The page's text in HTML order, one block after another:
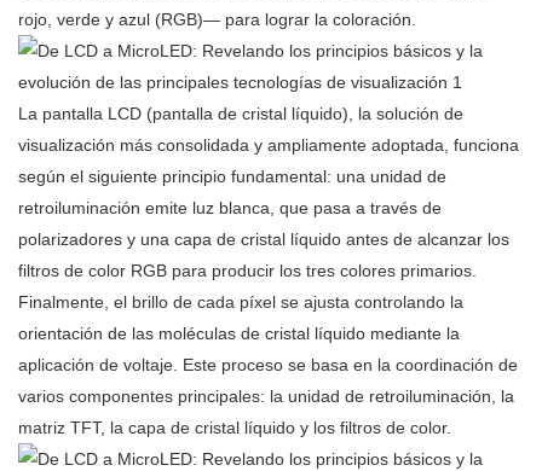
rojo, verde y azul (RGB)— para lograr la coloración.
La pantalla LCD (pantalla de cristal líquido), la solución de
visualización más consolidada y ampliamente adoptada, funciona
según el siguiente principio fundamental: una unidad de
retroiluminación emite luz blanca, que pasa a través de
polarizadores y una capa de cristal líquido antes de alcanzar los
filtros de color RGB para producir los tres colores primarios.
Finalmente, el brillo de cada píxel se ajusta controlando la
orientación de las moléculas de cristal líquido mediante la
aplicación de voltaje. Este proceso se basa en la coordinación de
varios componentes principales: la unidad de retroiluminación, la
matriz TFT, la capa de cristal líquido y los filtros de color.